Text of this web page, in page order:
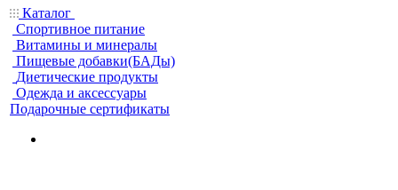
Каталог
Спортивное питание
Витамины и минералы
Пищевые добавки(БАДы)
Диетические продукты
Одежда и аксессуары
Подарочные сертификаты